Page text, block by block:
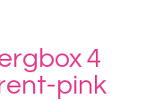
4
pink